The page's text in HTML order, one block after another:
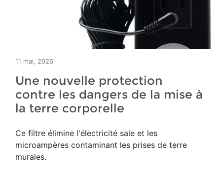
11 mai, 2026
Une nouvelle protection
contre les dangers de la mise à
la terre corporelle
Ce filtre élimine l'électricité sale et les
microampères contaminant les prises de terre
murales.